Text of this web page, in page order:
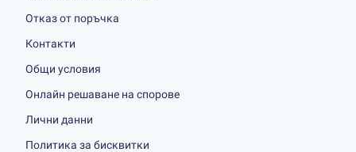
Отказ от поръчка
Контакти
Общи условия
Онлайн решаване на спорове
Лични данни
Политика за бисквитки